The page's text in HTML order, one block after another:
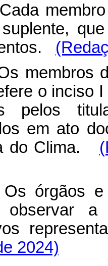
membros
o inciso I
pelos
em ato
do Clima.
órgãos
observar
2024)